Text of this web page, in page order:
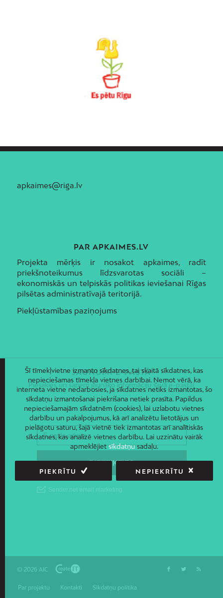
apkaimes@riga.lv
PAR APKAIMES.LV
Projekta mērķis ir nosakot apkaimes, radīt
priekšnoteikumus līdzsvarotas sociāli –
ekonomiskās un telpiskās politikas ieviešanai Rīgas
pilsētas administratīvajā teritorijā.
Piekļūstamības paziņojums
JAUNUMI E-PASTĀ
Piesakies un saņem jaunāko informāciju savā e-pastā!
© 2026 AIC
Par projektu Kontakti Sīkdatņu politika
Šī tīmekļvietne izmanto sīkdatnes, tai skaitā sīkdatnes, kas
nepieciešamas tīmekļa vietnes darbībai. Ņemot vērā, ka
interneta vietne nedarbosies, ja sīkdatnes netiks izmantotas, šo
sīkdatņu izmantošanai piekrišana netiek prasīta. Papildus
nepieciešamajām sīkdatnēm (cookies), lai uzlabotu vietnes
darbību un pakalpojumus, kā arī analizētu lietotājus un
pielāgotu saturu, šajā vietnē tiek izmantotas arī analītiskās
sīkdatnes, kas analizē vietnes darbību. Lai uzzinātu vairāk
apmeklējietsīkdatņusadaļu.
PIEKRĪTU NEPIEKRĪTU